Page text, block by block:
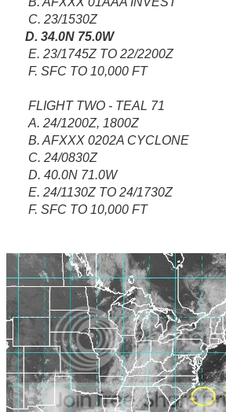
C. 23/1530Z
D. 34.0N 75.0W
E. 23/1745Z TO 22/2200Z
F. SFC TO 10,000 FT
FLIGHT TWO - TEAL 71
A. 24/1200Z, 1800Z
B. AFXXX 0202A CYCLONE
C. 24/0830Z
D. 40.0N 71.0W
E. 24/1130Z TO 24/1730Z
F. SFC TO 10,000 FT